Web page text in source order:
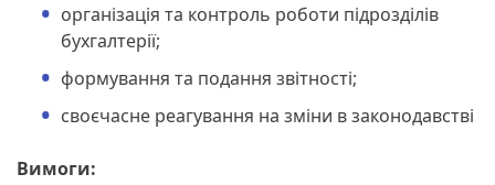
організація та контроль роботи підрозділів
бухгалтерії;
формування та подання звітності;
своєчасне реагування на зміни в законодавстві
Вимоги: